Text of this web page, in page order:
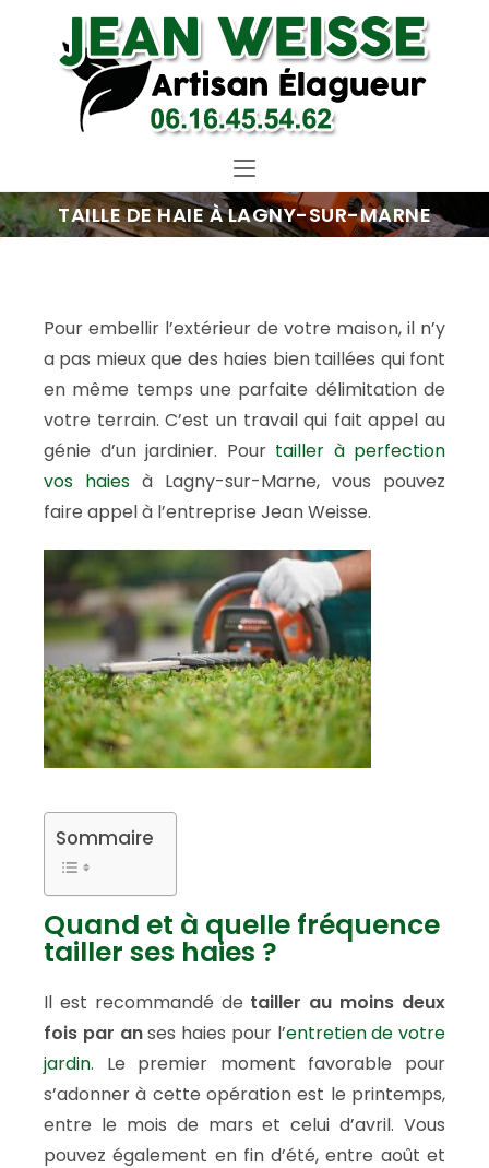
TAILLE DE HAIE À LAGNY-SUR-MARNE
Pour embellir l’extérieur de votre maison, il n’y
a pas mieux que des haies bien taillées qui font
en même temps une parfaite délimitation de
votre terrain. C’est un travail qui fait appel au
génie d’un jardinier. Pour tailler à perfection
vos haies à Lagny-sur-Marne, vous pouvez
faire appel à l’entreprise Jean Weisse.
Sommaire
Quand et à quelle fréquence
tailler ses haies ?
Il est recommandé de tailler au moins deux
fois par anses haies pour l’entretien de votre
jardin. Le premier moment favorable pour
s’adonner à cette opération est le printemps,
entre le mois de mars et celui d’avril. Vous
pouvez également en fin d’été, entre août et